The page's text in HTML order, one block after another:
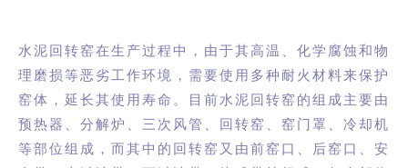
水泥回转窑在生产过程中，由于其高温、化学腐蚀和物
理磨损等恶劣工作环境，需要使用多种耐火材料来保护
窑体，延长其使用寿命。目前水泥回转窑的组成主要由
预热器、 分解炉
、三次风管、回转窑、窑门罩、冷却机
等部位组成，而其中的回转窑又由前窑口、后窑口、安